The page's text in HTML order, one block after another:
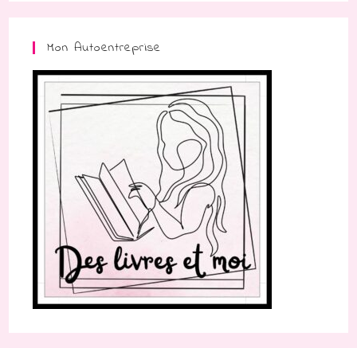
Mon Autoentreprise